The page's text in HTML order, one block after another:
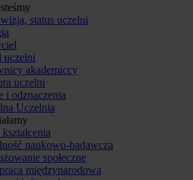
status uczelni
uczelni
akademiccy
uczelni
i odznaczenia
Uczelnia
naukowo-badawcza
społeczne
międzynarodowa